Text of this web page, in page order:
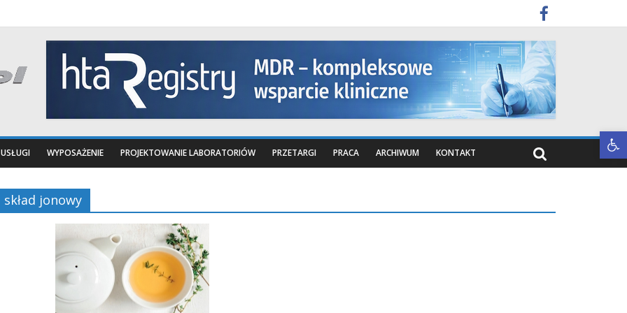
Otwórz pasek narzędzi
USŁUGI WYPOSAŻENIE PROJEKTOWANIE LABORATORIÓW PRZETARGI PRACA ARCHIWUM KONTAKT
skład jonowy